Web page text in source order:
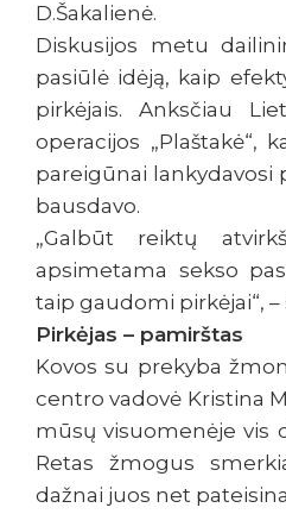
D.Šakalienė.
Diskusijos metu
pasiūlė idėją, kaip
pirkėjais. Anksčiau
operacijos „Plaštakė“,
pareigūnai lankydavosi
bausdavo.
„Galbūt reiktų
apsimetama sekso
taip gaudomi pirkėjai“, –
Pirkėjas – pamirštas
Kovos su prekyba
centro vadovė Kristina
mūsų visuomenėje vis
Retas žmogus
dažnai juos net